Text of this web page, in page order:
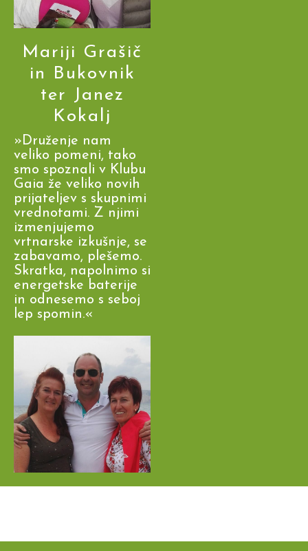
Mariji Grašič
in Bukovnik
ter Janez
Kokalj
»Druženje nam
veliko pomeni, tako
smo spoznali v Klubu
Gaia že veliko novih
prijateljev s skupnimi
vrednotami. Z njimi
izmenjujemo
vrtnarske izkušnje, se
zabavamo, plešemo.
Skratka, napolnimo si
energetske baterije
in odnesemo s seboj
lep spomin.«